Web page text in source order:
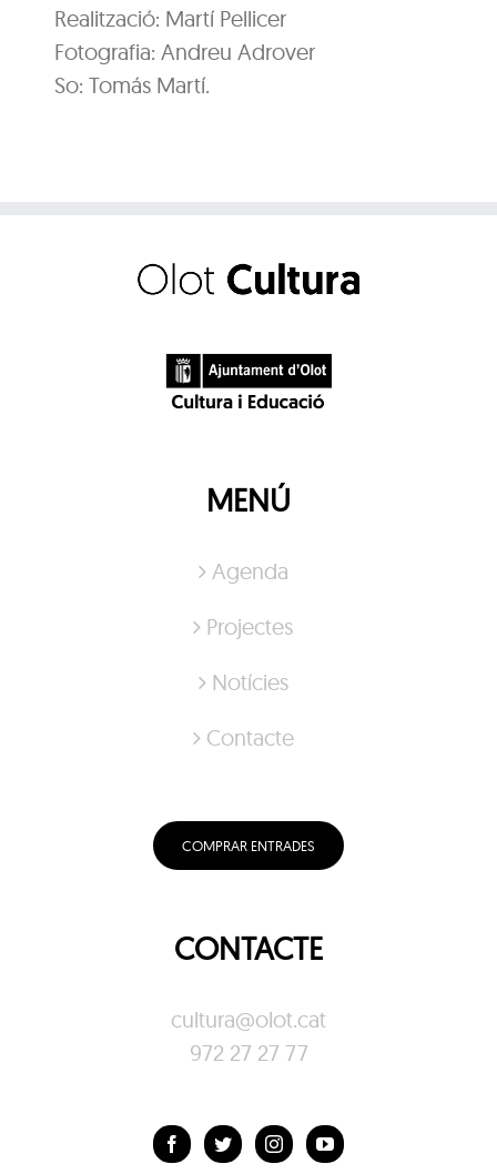
Realització: Martí Pellicer
Fotografia: Andreu Adrover
So: Tomás Martí.
MENÚ
Agenda
Projectes
Notícies
Contacte
COMPRAR ENTRADES
CONTACTE
cultura@olot.cat
972 27 27 77